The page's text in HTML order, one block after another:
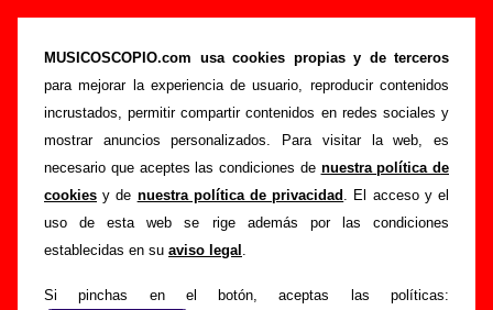
MUSICOSCOPIO.com usa cookies propias y de terceros
para mejorar la experiencia de usuario, reproducir contenidos
incrustados, permitir compartir contenidos en redes sociales y
mostrar anuncios personalizados. Para visitar la web, es
necesario que aceptes las condiciones de nuestra política de
cookies y de nuestra política de privacidad . El acceso y el
uso de esta web se rige además por las condiciones
establecidas en su aviso legal .
Si pinchas en el botón, aceptas las políticas:
“Entre dos tierras”, canción de Héroes Del
Silencio (Letra e información)
Portada >Héroes Del Silencio >Canciones >Entre dos tierras
Esta página pretende recopilar todo tipo de información
sobre lacanción "Entre dos tierras" interpretada por
Héroes Del Silencio. Además de su letra, también
aparecerá información sobre el autor o los autores, sobre los
discos en los que está incluido este tema, sobre la grabación
encuentras errores o tienes información adicional, puedes